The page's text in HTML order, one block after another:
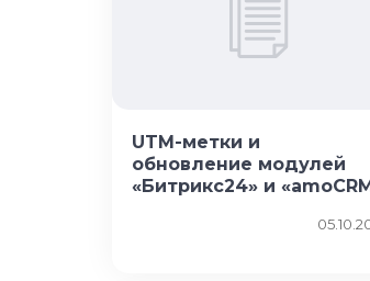
UTM-метки и
обновление модулей
«Битрикс24» и